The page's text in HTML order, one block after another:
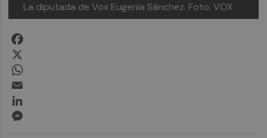
La diputada de Vox Eugenia Sánchez. Foto: VOX